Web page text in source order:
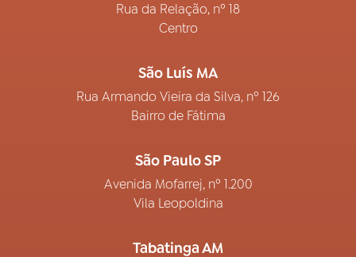
Rua da Relação, nº 18
Centro
São Luís MA
Rua Armando Vieira da Silva, nº 126
Bairro de Fátima
São Paulo SP
Avenida Mofarrej, nº 1.200
Vila Leopoldina
Tabatinga AM